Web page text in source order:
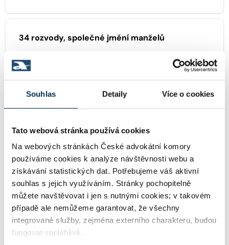
Souhlas Detaily Více o cookies
Tato webová stránka používá cookies
Na webových stránkách České advokátní komory
používáme cookies k analýze návštěvnosti webu a
získávání statistických dat. Potřebujeme váš aktivní
souhlas s jejich využíváním. Stránky pochopitelně
můžete navštěvovat i jen s nutnými cookies; v takovém
případě ale nemůžeme garantovat, že všechny
integrované služby, zejména externího charakteru, budou
fungovat spolehlivě.
34 rozvody, společné jmění manželů
38 pracovní právo
KONCIPIENTI
Koncipient: Mgr. VÍT ČERNÝ
Stav: Aktivní
Koncipient: Mgr. JANA JANOVÁ